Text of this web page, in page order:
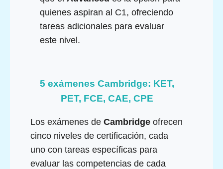
quienes aspiran al C1, ofreciendo
tareas adicionales para evaluar
este nivel.
5 exámenes Cambridge: KET,
PET, FCE, CAE, CPE
Los exámenes de Cambridge ofrecen
cinco niveles de certificación, cada
uno con tareas específicas para
evaluar las competencias de cada